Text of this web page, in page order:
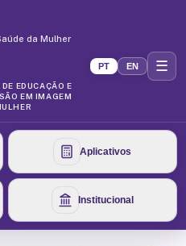
da Mulher
EDUCAÇÃO E
EM IMAGEM
PT EN ☰
Aplicativos
Institucional